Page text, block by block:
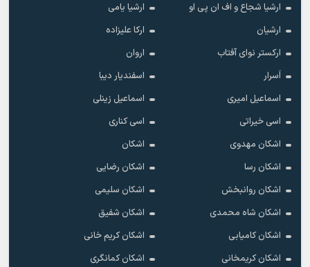
ارشیا شجاع و اف ان پی او
ارشیا یامی
ارشیان
ارکا علیزاده
ارکستر نوای آفتاب
اروان
اَسرار
اسفندیار دیبا
اسماعیل امیری
اسماعیل زینلی
اسی خیراتی
اسی کناری
اشکان مهدوى
اشکان
اشکان رسا
اشکان رضایی
اشکان روانبخش
اشکان سلیمی
اشکان شاه محمدی
اشکان شفیق
اشکان کامیابی
اشکان کریم خانی
اشکان کریمخانی
اشکان کمانگری